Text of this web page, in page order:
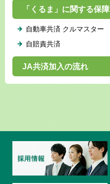
「くるま」に関する保障
自動車共済 クルマスター
自賠責共済
JA共済加入の流れ